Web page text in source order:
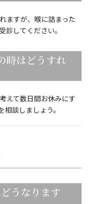
ますが、喉に詰まった
診してください。
時はどうすれ
えて数日間お休みにす
談しましょう。
うなります